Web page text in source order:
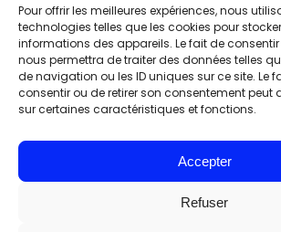
Pour offrir les meilleures expériences, nous
technologies telles que les cookies pour
informations des appareils. Le fait de
nous permettra de traiter des données telles
de navigation ou les ID uniques sur ce site. Le
consentir ou de retirer son consentement peut
sur certaines caractéristiques et fonctions.
Accepter
Refuser